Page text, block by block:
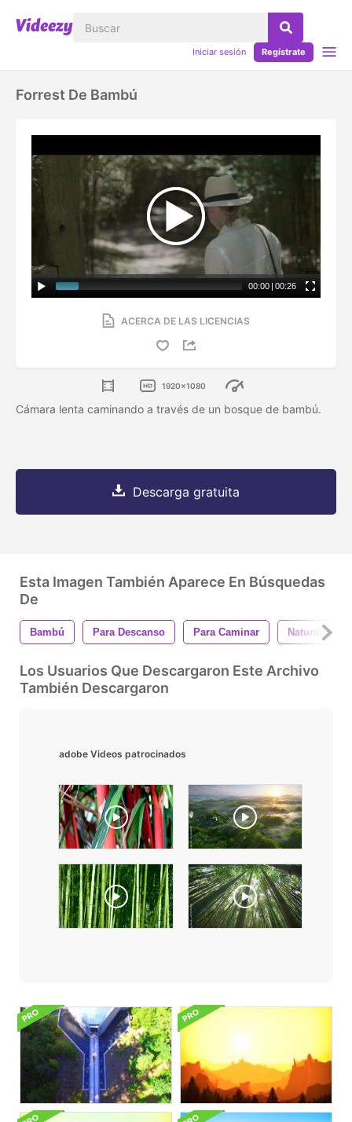
Iniciar sesión Regístrate
Forrest De Bambú
00:00 | 00:26
ACERCA DE LAS LICENCIAS
1920x1080
Cámara lenta caminando a través de un bosque de bambú.
Descarga gratuita
Esta Imagen También Aparece En Búsquedas
De
Bambú Para Descanso Para Caminar Naturaleza
Los Usuarios Que Descargaron Este Archivo
También Descargaron
adobe Videos patrocinados